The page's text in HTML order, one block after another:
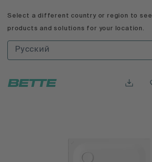
Select a different country or region to see
products and solutions for your location.
Русский